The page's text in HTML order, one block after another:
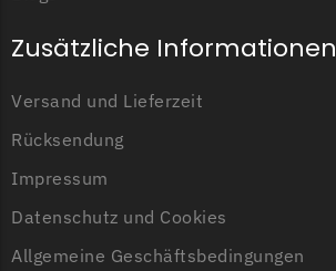
Honda
Begrenzungsdraht
Kress
Kress Messer
Begrenzungsdraht
LandXcape
Zusätzliche Informationen
Versand und Lieferzeit
Rücksendung
Impressum
Datenschutz und Cookies
Allgemeine Geschäftsbedingungen